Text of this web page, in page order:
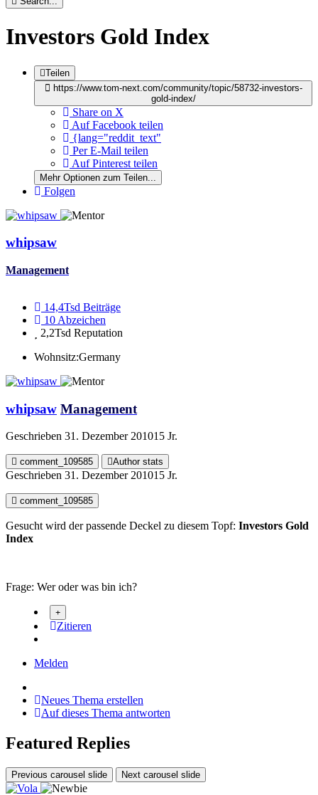
Investors Gold Index
Teilen
https://www.tom-next.com/community/topic/58732-investors-
gold-index/
Share on X
Auf Facebook teilen
{lang="reddit_text"
Per E-Mail teilen
Auf Pinterest teilen
Mehr Optionen zum Teilen...
Folgen
whipsaw
Management
14,4Tsd Beiträge
10 Abzeichen
2,2Tsd Reputation
Wohnsitz:Germany
whipsaw Management
Geschrieben 31. Dezember 201015 Jr.
comment_109585 Author stats
Geschrieben 31. Dezember 201015 Jr.
comment_109585
Gesucht wird der passende Deckel zu diesem Topf: Investors Gold
Index
Frage: Wer oder was bin ich?
Zitieren
Melden
Neues Thema erstellen
Auf dieses Thema antworten
Featured Replies
Previous carousel slide Next carousel slide